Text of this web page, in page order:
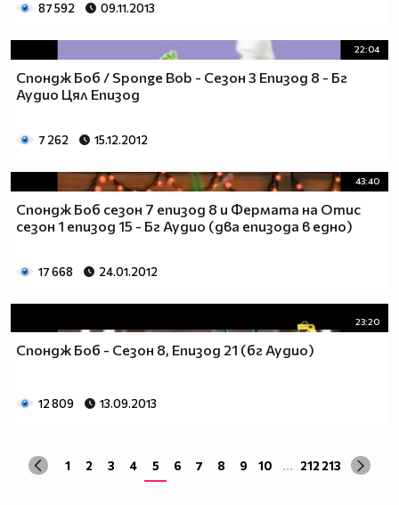
87 592 09.11.2013
22:04
Спондж Боб / Sponge Bob - Сезон 3 Епизод 8 - Бг
Аудио Цял Епизод
7 262 15.12.2012
43:40
Спондж Боб сезон 7 епизод 8 и Фермата на Отис
сезон 1 епизод 15 - Бг Аудио (два епизода в едно)
17 668 24.01.2012
23:20
Спондж Боб - Сезон 8, Епизод 21 (бг Аудио)
12 809 13.09.2013
1 2 3 4 5 6 7 8 9 10 ... 212 213